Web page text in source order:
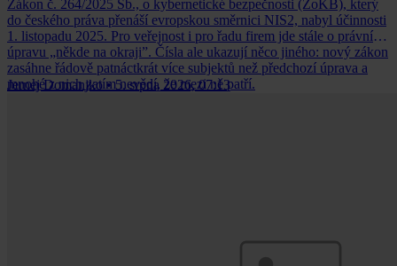
Zákon č. 264/2025 Sb., o kybernetické bezpečnosti (ZoKB), který
do českého práva přenáší evropskou směrnici NIS2, nabyl účinnosti
1. listopadu 2025. Pro veřejnost i pro řadu firem jde stále o právní
úpravu „někde na okraji”. Čísla ale ukazují něco jiného: nový zákon
zasáhne řádově patnáctkrát více subjektů než předchozí úprava a
mnohé z nich zatím nevědí, že mezi ně patří.
Jernej Domanjko • 5. srpna 2026, 07:13